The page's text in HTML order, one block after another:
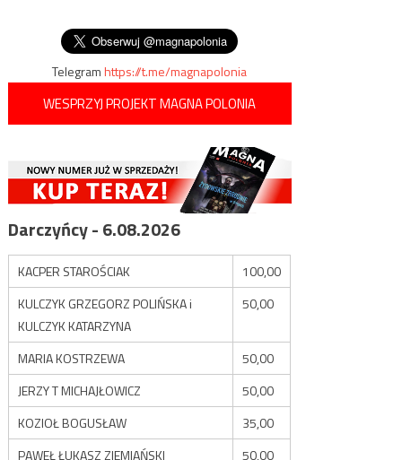
Telegramhttps://t.me/magnapolonia
WESPRZYJ PROJEKT MAGNA POLONIA
Darczyńcy - 6.08.2026
KACPER STAROŚCIAK
100,00
KULCZYK GRZEGORZ POLIŃSKA i
KULCZYK KATARZYNA
50,00
MARIA KOSTRZEWA
50,00
JERZY T MICHAJŁOWICZ
50,00
KOZIOŁ BOGUSŁAW
35,00
PAWEŁ ŁUKASZ ZIEMIAŃSKI
50,00